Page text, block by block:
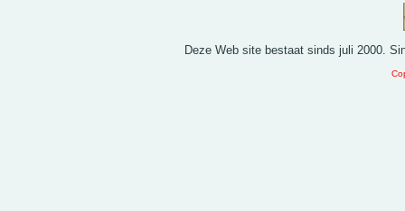
Deze Web site bestaat sinds juli 2000.